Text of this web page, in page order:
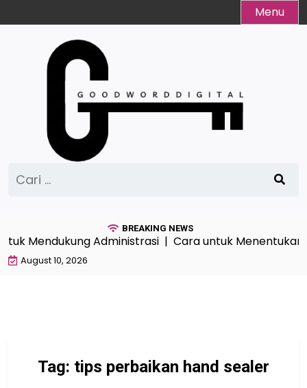
to
Menu
untuk:
BREAKING NEWS
Mendukung Administrasi | Cara untuk Menentukan
August 10, 2026
Tag: tips perbaikan hand sealer